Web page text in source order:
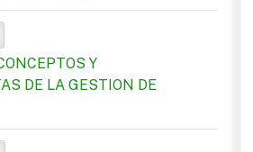
Y
DE LA GESTION DE